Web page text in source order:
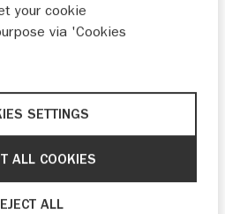
& ZEEUW NIEUWEGEIN
de openingstijden van onze
Neem gerust contact met
your cookie
via 'Cookies
SETTINGS
ALL
ALL COOKIES